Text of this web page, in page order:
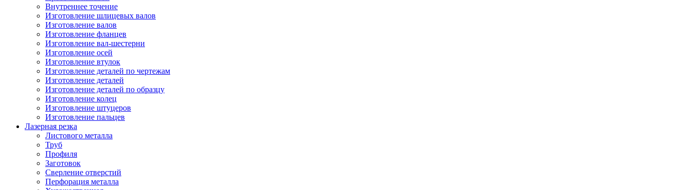
Внутреннее точение
Изготовление шлицевых валов
Изготовление валов
Изготовление фланцев
Изготовление вал-шестерни
Изготовление осей
Изготовление втулок
Изготовление деталей по чертежам
Изготовление деталей
Изготовление деталей по образцу
Изготовление колец
Изготовление штуцеров
Изготовление пальцев
Лазерная резка
Листового металла
Труб
Профиля
Заготовок
Сверление отверстий
Перфорация металла